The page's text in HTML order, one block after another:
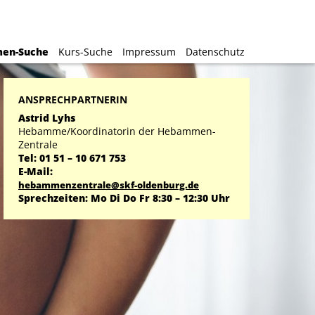
Suche Kurs-Suche Impressum Datenschutz
Suche Kurs-Suche Impressum Datenschutz
ANSPRECHPARTNERIN
Astrid Lyhs
Hebamme/Koordinatorin der Hebammen-
Zentrale
Tel: 01 51 – 10 671 753
E-Mail:
hebammenzentrale@skf-oldenburg.de
Sprechzeiten: Mo Di Do Fr 8:30 – 12:30 Uhr